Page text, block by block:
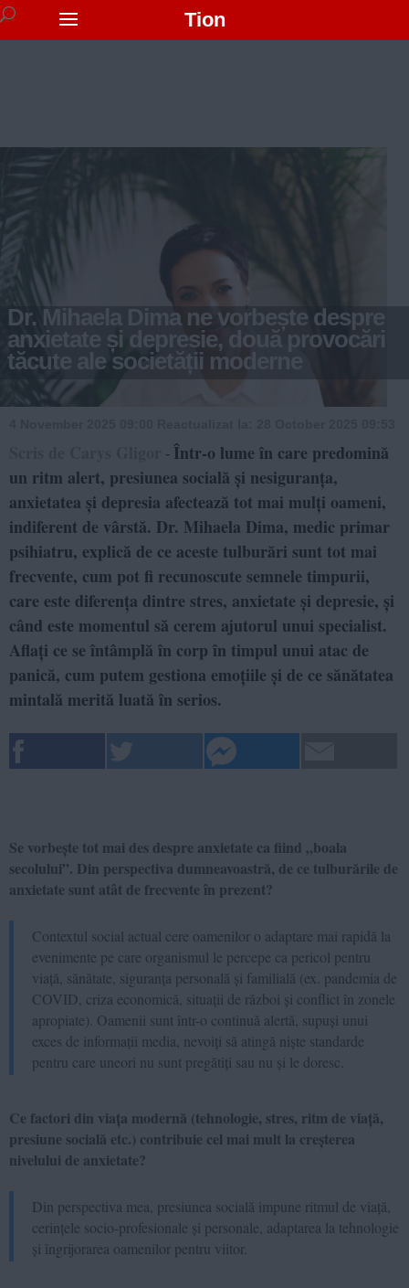
Tion
Dr. Mihaela Dima ne vorbește despre
anxietate și depresie, două provocări
tăcute ale societății moderne
- Într-o lume în care predomină
un ritm alert, presiunea socială și nesiguranța,
anxietatea și depresia afectează tot mai mulți oameni,
indiferent de vârstă. Dr. Mihaela Dima, medic primar
psihiatru, explică de ce aceste tulburări sunt tot mai
frecvente, cum pot fi recunoscute semnele timpurii,
care este diferența dintre stres, anxietate și depresie, și
când este momentul să cerem ajutorul unui specialist.
Aflați ce se întâmplă în corp în timpul unui atac de
panică, cum putem gestiona emoțiile și de ce sănătatea
mintală merită luată în serios.
Se vorbește tot mai des despre anxietate ca fiind „boala
secolului”. Din perspectiva dumneavoastră, de ce tulburările de
anxietate sunt atât de frecvente în prezent?
Contextul social actual cere oamenilor o adaptare mai rapidă la
evenimente pe care organismul le percepe ca pericol pentru
viață, sănătate, siguranța personală și familială (ex. pandemia de
COVID, criza economică, situații de război și conflict în zonele
apropiate). Oamenii sunt într-o continuă alertă, supuși unui
exces de informații media, nevoiți să atingă niște standarde
pentru care uneori nu sunt pregătiți sau nu și le doresc.
Ce factori din viața modernă (tehnologie, stres, ritm de viață,
presiune socială etc.) contribuie cel mai mult la creșterea
nivelului de anxietate?
Din perspectiva mea, presiunea socială impune ritmul de viață,
cerințele socio-profesionale și personale, adaptarea la tehnologie
și îngrijorarea oamenilor pentru viitor.